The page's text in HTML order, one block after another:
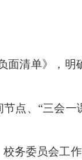
面清单》，明
点、 “三会一
务委员会工